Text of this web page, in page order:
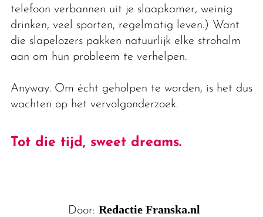
telefoon verbannen uit je slaapkamer, weinig
drinken, veel sporten, regelmatig leven.) Want
die slapelozers pakken natuurlijk elke strohalm
aan om hun probleem te verhelpen.
Anyway. Om écht geholpen te worden, is het dus
wachten op het vervolgonderzoek.
Tot die tijd, sweet dreams.
Door: Redactie Franska.nl